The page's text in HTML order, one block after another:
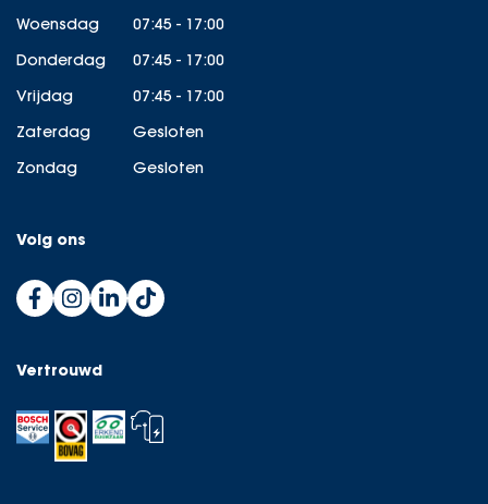
Woensdag
07:45 - 17:00
Donderdag
07:45 - 17:00
Vrijdag
07:45 - 17:00
Zaterdag
Gesloten
Zondag
Gesloten
Volg ons
Vertrouwd